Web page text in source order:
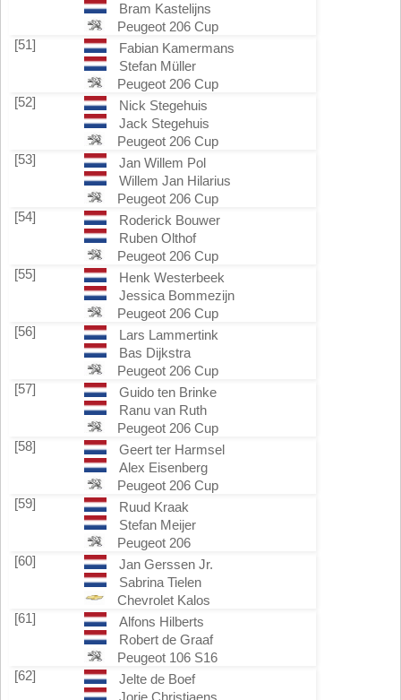
Bram Kastelijns
Peugeot 206 Cup
[51]
Fabian Kamermans
Stefan Müller
Peugeot 206 Cup
[52]
Nick Stegehuis
Jack Stegehuis
Peugeot 206 Cup
[53]
Jan Willem Pol
Willem Jan Hilarius
Peugeot 206 Cup
[54]
Roderick Bouwer
Ruben Olthof
Peugeot 206 Cup
[55]
Henk Westerbeek
Jessica Bommezijn
Peugeot 206 Cup
[56]
Lars Lammertink
Bas Dijkstra
Peugeot 206 Cup
[57]
Guido ten Brinke
Ranu van Ruth
Peugeot 206 Cup
[58]
Geert ter Harmsel
Alex Eisenberg
Peugeot 206 Cup
[59]
Ruud Kraak
Stefan Meijer
Peugeot 206
[60]
Jan Gerssen Jr.
Sabrina Tielen
Chevrolet Kalos
[61]
Alfons Hilberts
Robert de Graaf
Peugeot 106 S16
[62]
Jelte de Boef
Jorie Christiaens